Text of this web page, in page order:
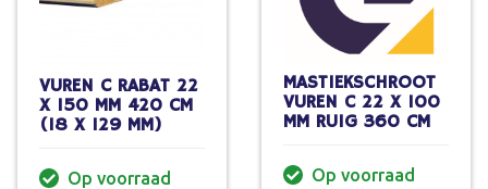
VUREN C RABAT 22
X 150 MM 420 CM
(18 X 129 MM)
Op voorraad
MASTIEKSCHROOT
VUREN C 22 X 100
MM RUIG 360 CM
Op voorraad